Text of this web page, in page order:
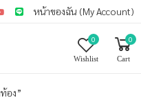
หน้าของฉัน (My Account)
0
Wishlist
0
Cart
อง”